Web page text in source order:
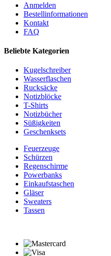
Anmelden
Bestellinformationen
Kontakt
FAQ
Beliebte Kategorien
Kugelschreiber
Wasserflaschen
Rucksäcke
Notizblöcke
T-Shirts
Notizbücher
Süßigkeiten
Geschenksets
Feuerzeuge
Schürzen
Regenschirme
Powerbanks
Einkaufstaschen
Gläser
Sweaters
Tassen